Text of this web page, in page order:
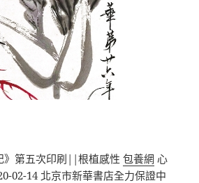
》第五次印刷||根植感性包養網 心
02-14 北京市新華書店全力保證中